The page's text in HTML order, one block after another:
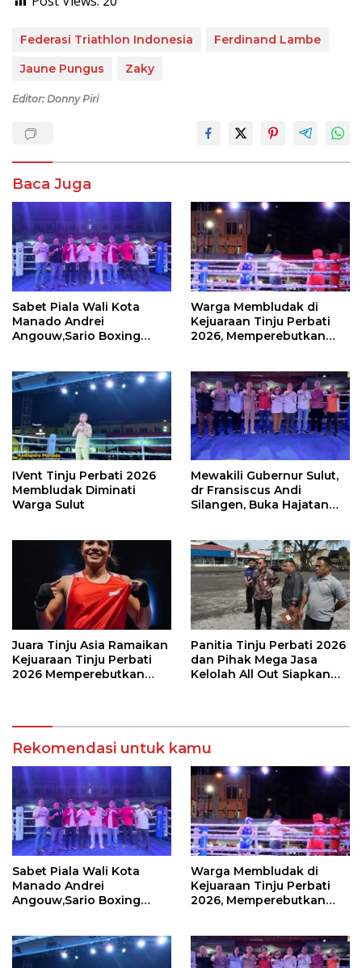
Federasi Triathlon Indonesia
Ferdinand Lambe
Jaune Pungus
Zaky
Editor: Donny Piri
Baca Juga
Sabet Piala Wali Kota
Manado Andrei
Angouw,Sario Boxing
Warga Membludak di
Kejuaraan Tinju Perbati
2026, Memperebutkan
IVent Tinju Perbati 2026
Membludak Diminati
Warga Sulut
Mewakili Gubernur Sulut,
dr Fransiscus Andi
Silangen, Buka Hajatan
Wali Kota Manado
Juara Tinju Asia Ramaikan
Kejuaraan Tinju Perbati
2026 Memperebutkan
Panitia Tinju Perbati 2026
dan Pihak Mega Jasa
Kelolah All Out Siapkan
Rekomendasi untuk kamu
Sabet Piala Wali Kota
Manado Andrei
Angouw,Sario Boxing
Warga Membludak di
Kejuaraan Tinju Perbati
2026, Memperebutkan